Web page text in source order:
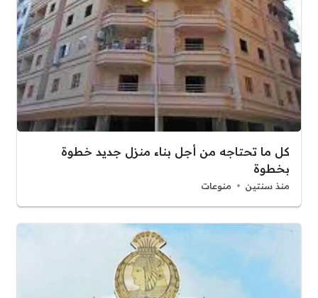
كل ما تحتاجه من أجل بناء منزل جديد خطوة
بخطوة
منذ سنتين منوعات